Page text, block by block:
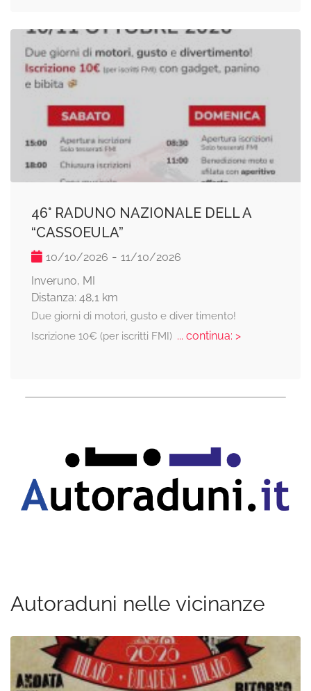
46° RADUNO NAZIONALE DELL A
“CASSOEULA”
10/10/2026 - 11/10/2026
Inveruno, MI
Distanza: 48,1 km
Due giorni di motori, gusto e diver timento!
Iscrizione 10€ (per iscritti FMI)... continua: >
Autoraduni nelle vicinanze